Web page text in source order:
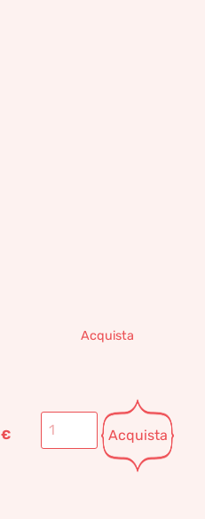
Acquista
€ Acquista